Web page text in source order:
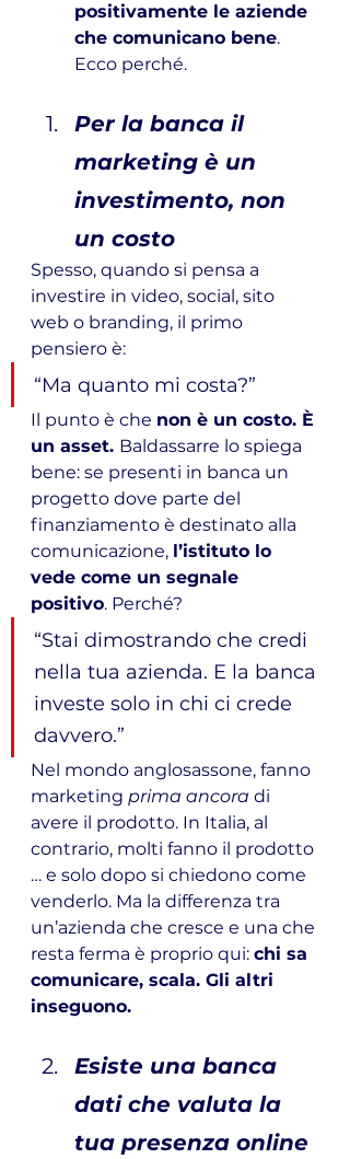
positivamente le aziende
che comunicano bene.
Ecco perché.
Per la banca il
marketing è un
investimento, non
un costo
Spesso, quando si pensa a
investire in video, social, sito
web o branding, il primo
pensiero è:
“Ma quanto mi costa?”
Il punto è che non è un costo. È
un asset. Baldassarre lo spiega
bene: se presenti in banca un
progetto dove parte del
finanziamento è destinato alla
comunicazione, l’istituto lo
vede come un segnale
positivo. Perché?
“Stai dimostrando che credi
nella tua azienda. E la banca
investe solo in chi ci crede
davvero.”
Nel mondo anglosassone, fanno
marketing prima ancora di
avere il prodotto. In Italia, al
contrario, molti fanno il prodotto
… e solo dopo si chiedono come
venderlo. Ma la differenza tra
un’azienda che cresce e una che
resta ferma è proprio qui: chi sa
comunicare, scala. Gli altri
inseguono.
Esiste una banca
dati che valuta la
tua presenza online